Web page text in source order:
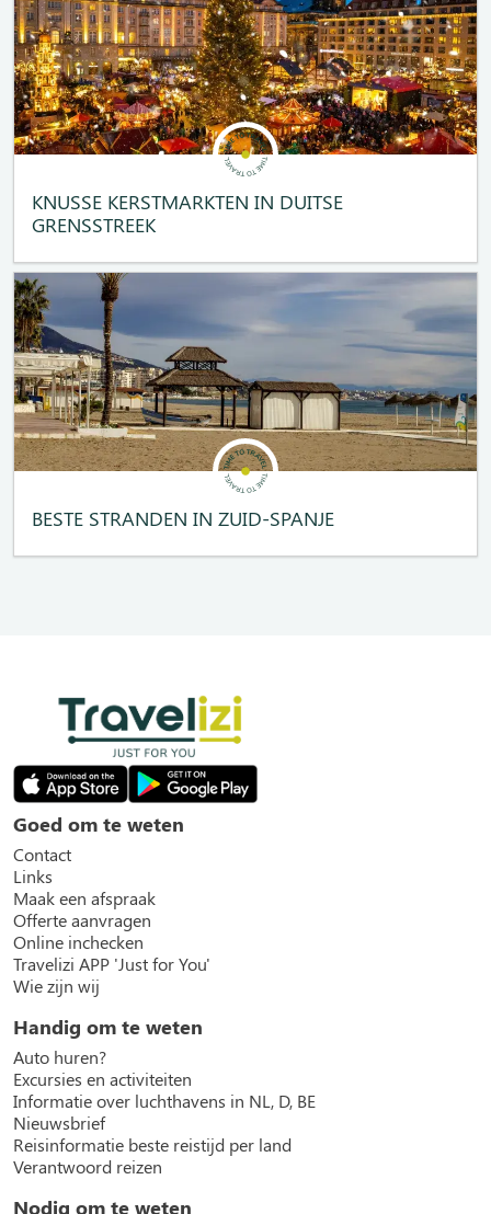
KNUSSE KERSTMARKTEN IN DUITSE
GRENSSTREEK
BESTE STRANDEN IN ZUID-SPANJE
Goed om te weten
Contact
Links
Maak een afspraak
Offerte aanvragen
Online inchecken
Travelizi APP 'Just for You'
Wie zijn wij
Handig om te weten
Auto huren?
Excursies en activiteiten
Informatie over luchthavens in NL, D, BE
Nieuwsbrief
Reisinformatie beste reistijd per land
Verantwoord reizen
Nodig om te weten